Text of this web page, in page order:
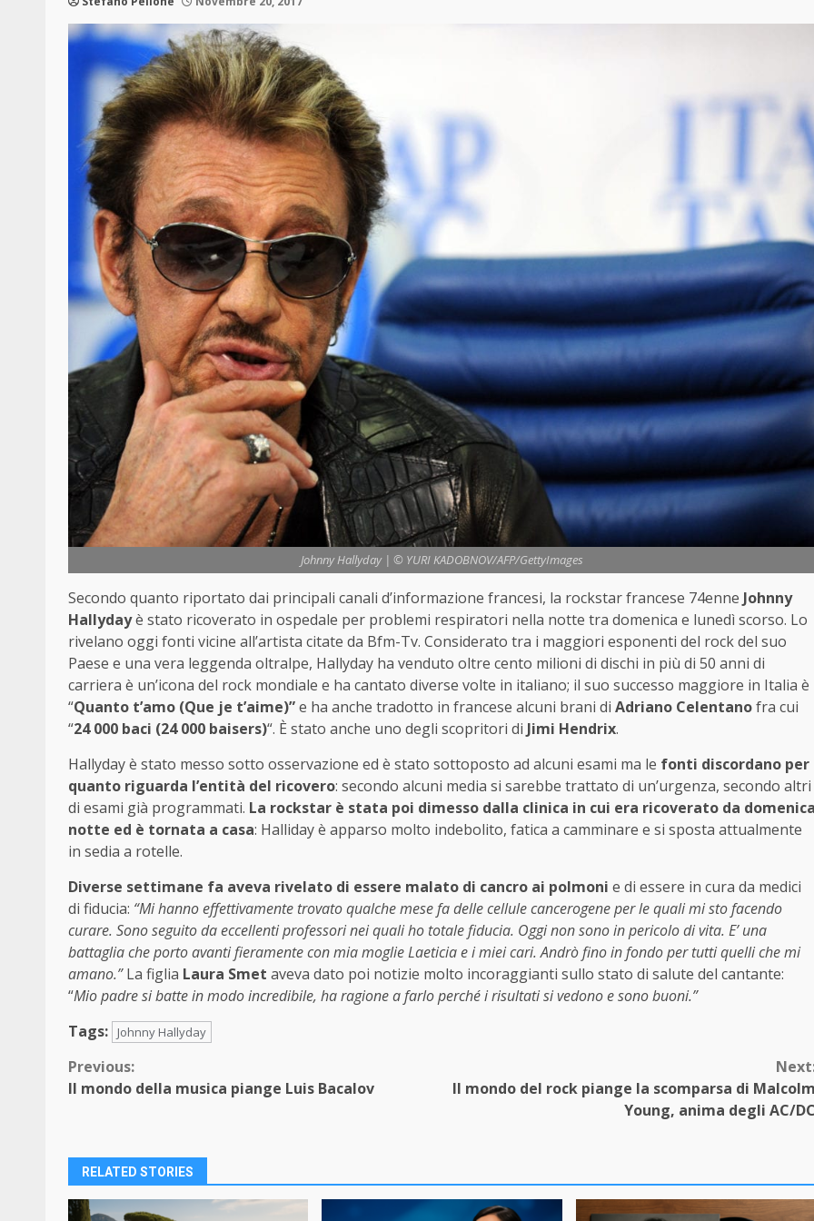
Johnny Hallyday | © YURI KADOBNOV/AFP/GettyImages
Secondo quanto riportato dai principali canali d’informazione francesi, la rockstar francese 74enne Johnny
Hallydayè stato ricoverato in ospedale per problemi respiratori nella notte tra domenica e lunedì scorso. Lo
rivelano oggi fonti vicine all’artista citate da Bfm-Tv. Considerato tra i maggiori esponenti del rock del suo
Paese e una vera leggenda oltralpe, Hallyday ha venduto oltre cento milioni di dischi in più di 50 anni di
carriera è un’icona del rock mondiale e ha cantato diverse volte in italiano; il suo successo maggiore in Italia è
“Quanto t’amo (Que je t’aime)”e ha anche tradotto in francese alcuni brani di Adriano Celentanofra cui
“24 000 baci (24 000 baisers)“. È stato anche uno degli scopritori di Jimi Hendrix.
Hallyday è stato messo sotto osservazione ed è stato sottoposto ad alcuni esami ma le fonti discordano per
quanto riguarda l’entità del ricovero: secondo alcuni media si sarebbe trattato di un’urgenza, secondo altri
di esami già programmati. La rockstar è stata poi dimesso dalla clinica in cui era ricoverato da
notte ed è tornata a casa: Halliday è apparso molto indebolito, fatica a camminare e si sposta attualmente
in sedia a rotelle.
Diverse settimane fa aveva rivelato di essere malato di cancro ai polmoni e di essere in cura da medici
di fiducia: “Mi hanno effettivamente trovato qualche mese fa delle cellule cancerogene per le quali mi sto facendo
curare. Sono seguito da eccellenti professori nei quali ho totale fiducia. Oggi non sono in pericolo di vita. E’ una
battaglia che porto avanti fieramente con mia moglie Laeticia e i miei cari. Andrò fino in fondo per tutti quelli che mi
amano.”La figlia Laura Smet aveva dato poi notizie molto incoraggianti sullo stato di salute del cantante:
“Mio padre si batte in modo incredibile, ha ragione a farlo perché i risultati si vedono e sono buoni.”
Tags:
Johnny Hallyday
Continue
Previous:
Il mondo della musica piange Luis Bacalov
Il mondo del rock piange la scomparsa di
Young, anima degli AC/
RELATED STORIES